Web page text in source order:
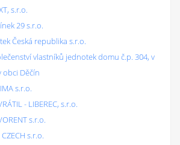
s.r.o.
29 s.r.o.
Česká republika s.r.o.
vlastníků jednotek domu č.p. 304, v
obci Děčín
s.r.o.
- LIBEREC, s.r.o.
s.r.o.
CZECH s.r.o.